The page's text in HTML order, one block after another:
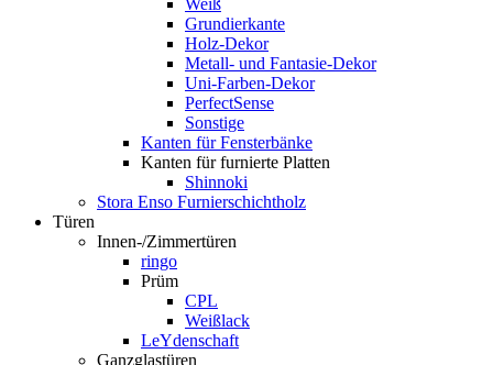
Grundierkante
Holz-Dekor
Metall- und Fantasie-Dekor
Uni-Farben-Dekor
PerfectSense
Sonstige
Kanten für Fensterbänke
Kanten für furnierte Platten
Shinnoki
Stora Enso Furnierschichtholz
Türen
Innen-/Zimmertüren
ringo
Prüm
CPL
Weißlack
LeYdenschaft
Ganzglastüren